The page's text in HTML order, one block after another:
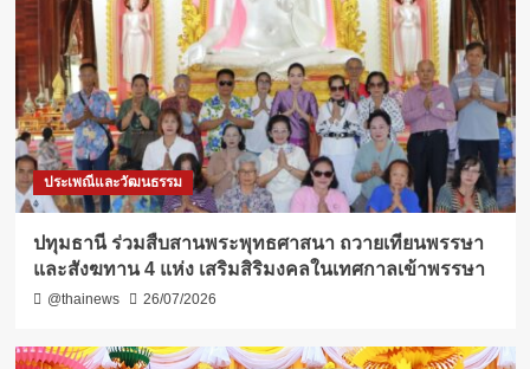
ประเพณีและวัฒนธรรม
ปทุมธานี ร่วมสืบสานพระพุทธศาสนา ถวายเทียนพรรษา
และสังฆทาน 4 แห่ง เสริมสิริมงคลในเทศกาลเข้าพรรษา
@thainews 26/07/2026